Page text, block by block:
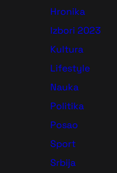
Hronika
Izbori 2023
Kultura
Lifestyle
Nauka
Politika
Posao
Sport
Srbija